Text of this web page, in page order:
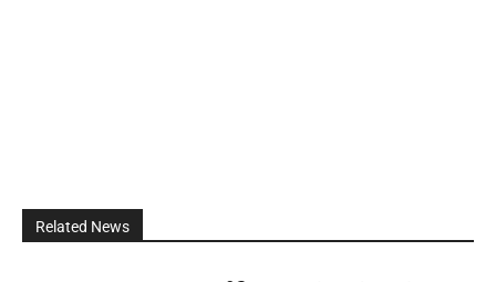
Related News